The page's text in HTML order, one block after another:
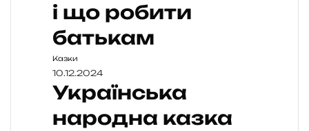
і що робити
батькам
Казки
10.12.2024
Українська
народна казка